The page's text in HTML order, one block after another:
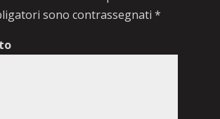
sono contrassegnati *